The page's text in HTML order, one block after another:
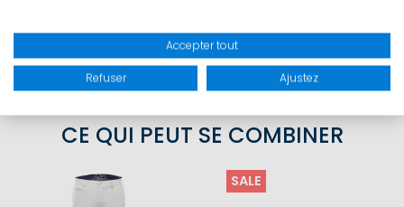
SÉCURITÉ DU PRODUIT
CE QUI PEUT SE COMBINER
SALE
Accepter tout
Refuser Ajustez